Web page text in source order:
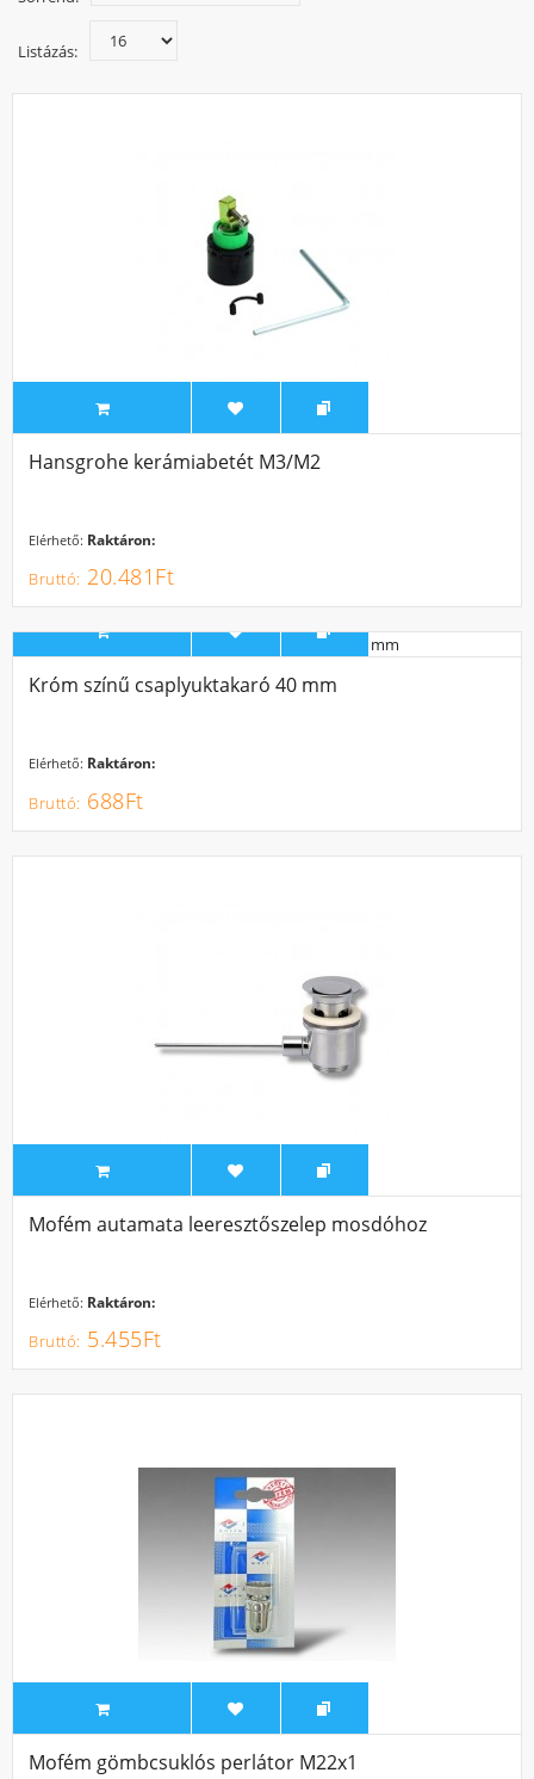
szempontjából és a komfortosabb használat miatt érdemes
fém vagy műanyag szövetes vízrendező, ami a folyó víz
Listázás:
Hansgrohe kerámiabetét M3/M2
Elérhető: Raktáron:
20.481Ft
Króm színű csaplyuktakaró 40 mm
Elérhető: Raktáron:
688Ft
Mofém autamata leeresztőszelep mosdóhoz
Elérhető: Raktáron:
5.455Ft
Mofém gömbcsuklós perlátor M22x1